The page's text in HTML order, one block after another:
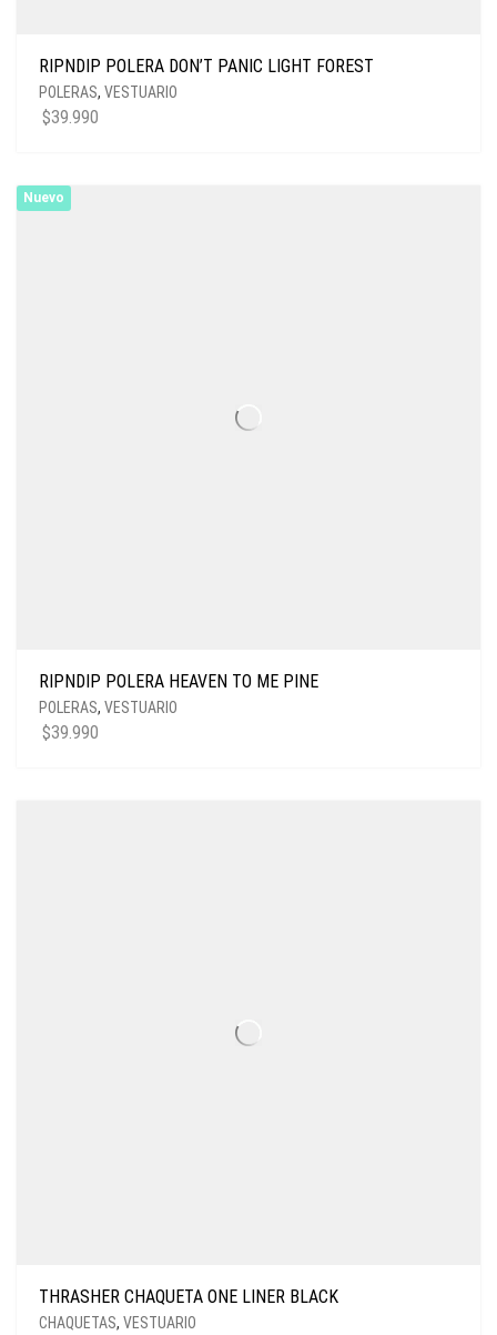
RIPNDIP POLERA DON’T PANIC LIGHT FOREST
POLERAS, VESTUARIO
$39.990
Nuevo
RIPNDIP POLERA HEAVEN TO ME PINE
POLERAS, VESTUARIO
$39.990
THRASHER CHAQUETA ONE LINER BLACK
CHAQUETAS, VESTUARIO